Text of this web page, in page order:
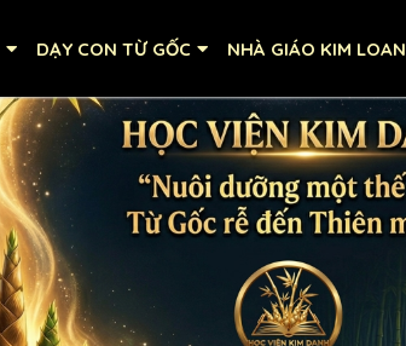
DẠY CON TỪ GỐC NHÀ GIÁO KIM LOAN